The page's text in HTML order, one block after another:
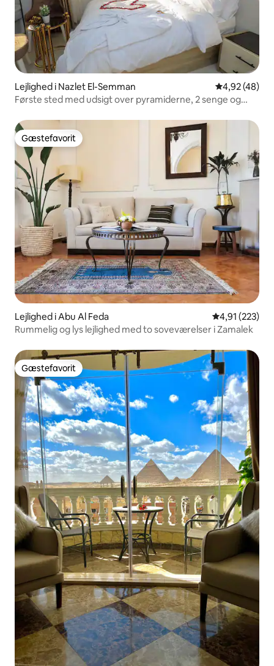
Lejlighed i Nazlet El-Semman 4,92 ud af 5 i
4,92 (48)
Første sted med udsigt over pyramiderne, 2 senge og
Gæstefavorit
Gæstefavorit
Lejlighed i Abu Al Feda 4,91 ud af 5 i
4,91 (223)
Rummelig og lys lejlighed med to soveværelser i Zamalek
Gæstefavorit
Gæstefavorit